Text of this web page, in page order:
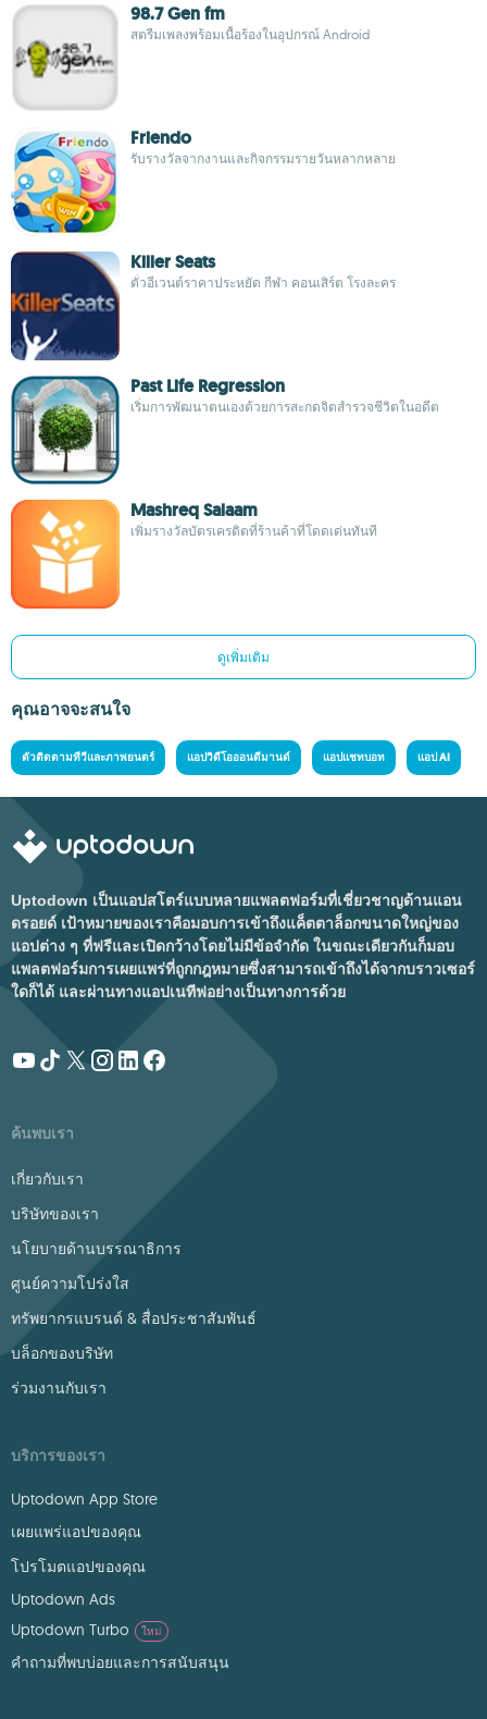
98.7 Gen fm
สตรีมเพลงพร้อมเนื้อร้องในอุปกรณ์ Android
Friendo
รับรางวัลจากงานและกิจกรรมรายวันหลากหลาย
Killer Seats
ตั๋วอีเวนต์ราคาประหยัด กีฬา คอนเสิร์ต โรงละคร
Past Life Regression
เริ่มการพัฒนาตนเองด้วยการสะกดจิตสํารวจชีวิตในอดีต
Mashreq Salaam
เพิ่มรางวัลบัตรเครดิตที่ร้านค้าที่โดดเด่นทันที
ดูเพิ่มเติม
คุณอาจจะสนใจ
ตัวติดตามทีวีและภาพยนตร์ แอปวิดีโอออนดีมานด์ แอปแชทบอท แอป AI
Uptodown เป็นแอปสโตร์แบบหลายแพลตฟอร์มที่เชี่ยวชาญด้านแอน
ดรอยด์ เป้าหมายของเราคือมอบการเข้าถึงแค็ตตาล็อกขนาดใหญ่ของ
แอปต่าง ๆ ที่ฟรีและเปิดกว้างโดยไม่มีข้อจำกัด ในขณะเดียวกันก็มอบ
แพลตฟอร์มการเผยแพร่ที่ถูกกฎหมายซึ่งสามารถเข้าถึงได้จากบราวเซอร์
ใดก็ได้ และผ่านทางแอปเนทีฟอย่างเป็นทางการด้วย
ค้นพบเรา
เกี่ยวกับเรา
บริษัทของเรา
นโยบายด้านบรรณาธิการ
ศูนย์ความโปร่งใส
ทรัพยากรแบรนด์ & สื่อประชาสัมพันธ์
บล็อกของบริษัท
ร่วมงานกับเรา
บริการของเรา
Uptodown App Store
เผยแพร่แอปของคุณ
โปรโมตแอปของคุณ
Uptodown Ads
Uptodown Turbo
ใหม่
คำถามที่พบบ่อยและการสนับสนุน